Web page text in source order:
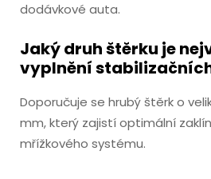
dodávkové auta.
Jaký druh štěrku je
vyplnění
Doporučuje se hrubý štěrk o
mm, který zajistí optimální
mřížkového systému.